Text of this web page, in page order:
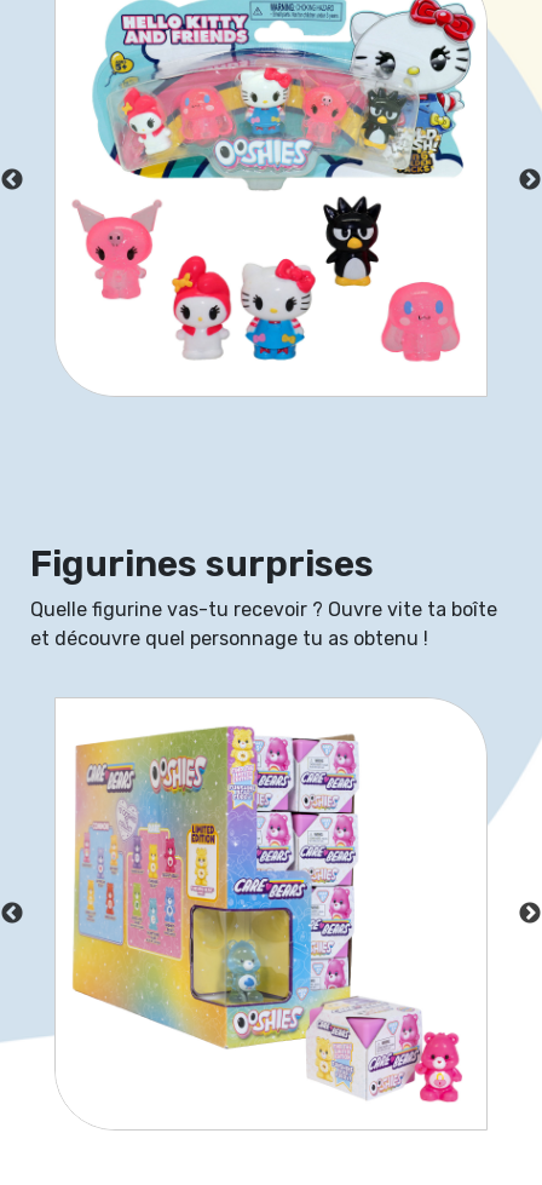
Figurines surprises
Quelle figurine vas-tu recevoir ? Ouvre vite ta boîte
et découvre quel personnage tu as obtenu !